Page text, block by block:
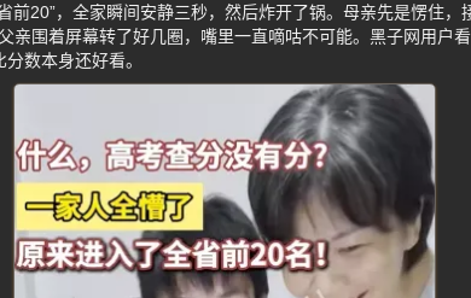
前20”，全家瞬间安静三秒，然后炸开了锅。母亲先是愣住，
亲围着屏幕转了好几圈，嘴里一直嘀咕不可能。黑子网用户
数本身还好看。